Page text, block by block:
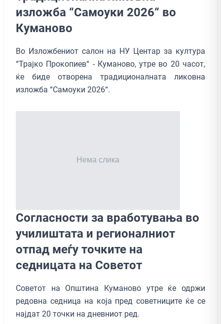
изложба “Самоуки 2026“ во
Куманово
Во Изложбениот салон на НУ Центар за култура
“Трајко Прокопиев“ - Куманово, утре во 20 часот,
ќе биде отворена традиционалната ликовна
изложба “Самоуки 2026“.
Согласности за вработувања во
училиштата и регионалниот
отпад меѓу точките на
седницата на Советот
Советот на Општина Куманово утре ќе одржи
редовна седница на која пред советниците ќе се
најдат 20 точки на дневниот ред.